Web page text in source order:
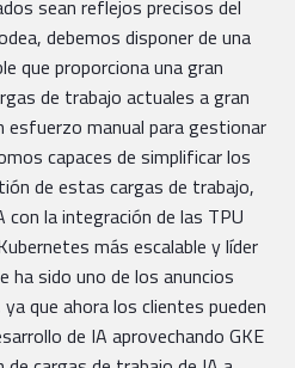
sean reflejos precisos del
debemos disponer de una
que proporciona una gran
de trabajo actuales a gran
esfuerzo manual para gestionar
capaces de simplificar los
de estas cargas de trabajo,
la integración de las TPU
más escalable y líder
ha sido uno de los anuncios
que ahora los clientes pueden
de IA aprovechando GKE